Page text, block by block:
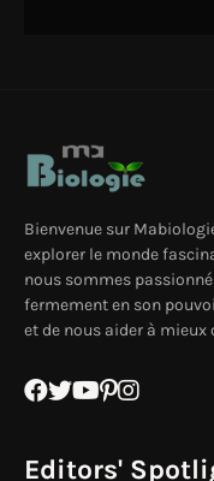
Bienvenue sur
explorer le monde
nous sommes
fermement en son
et de nous aider à
Editors'